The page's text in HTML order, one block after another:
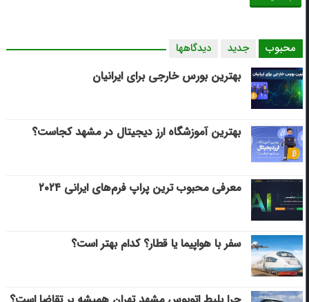
محبوب جدید دیدگاهها
بهترین بورس خارجی برای ایرانیان
بهترین آموزشگاه ارز دیجیتال در مشهد کجاست؟
معرفی محبوب ترین پراپ فرم‌های ایرانی ۲۰۲۴
سفر با هواپیما یا قطار؟ کدام بهتر است؟